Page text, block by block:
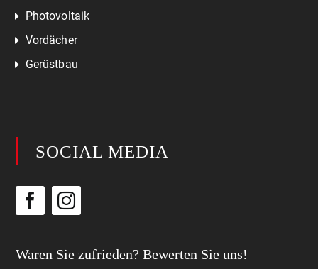
Photovoltaik
Vordächer
Gerüstbau
SOCIAL MEDIA
Waren Sie zufrieden? Bewerten Sie uns!